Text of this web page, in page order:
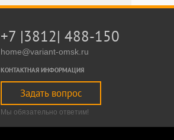
+7 |3812| 488-150
home@variant-omsk.ru
КОНТАКТНАЯ ИНФОРМАЦИЯ
Задать вопрос
Мы обязательно ответим!